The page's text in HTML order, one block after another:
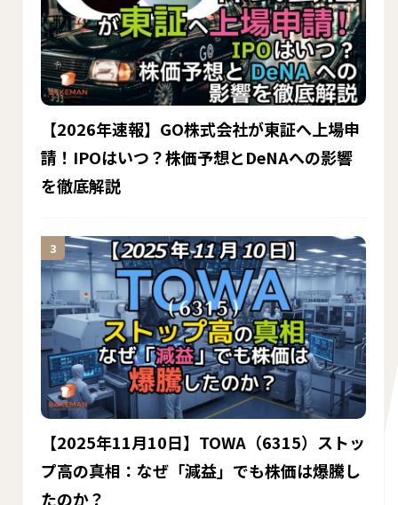
【2026年速報】GO株式会社が東証へ上場申
請！IPOはいつ？株価予想とDeNAへの影響
を徹底解説
【2025年11月10日】TOWA（6315）ストッ
プ高の真相：なぜ「減益」でも株価は爆騰し
たのか？